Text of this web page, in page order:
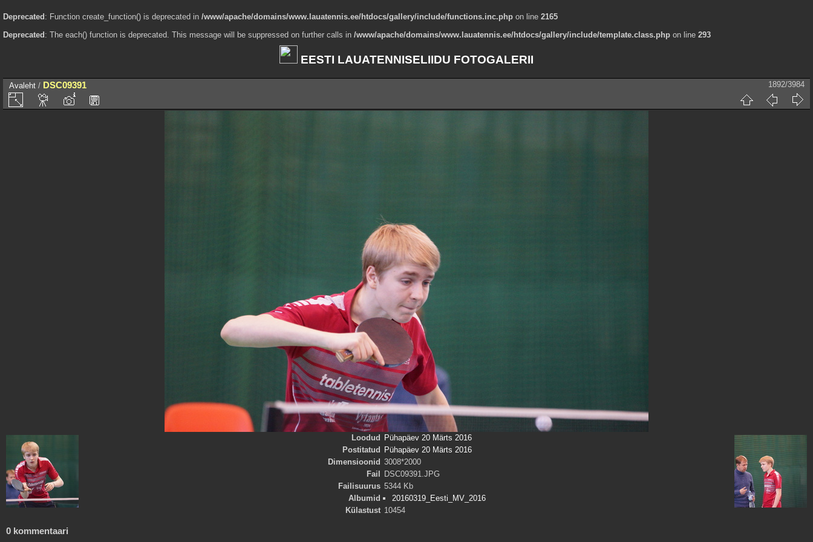
Deprecated : Function create_function() is deprecated in /www/apache/domains/www.lauatennis.ee/htdocs/gallery/include/functions.inc.php on line 2165
Deprecated : The each() function is deprecated. This message will be suppressed on further calls in /www/apache/domains/www.lauatennis.ee/htdocs/gallery/include/template.class.php on line 293
EESTI LAUATENNISELIIDU FOTOGALERII
Avaleht / DSC09391 1892/3984
Loodud
Pühapäev 20 Märts 2016
Postitatud
Pühapäev 20 Märts 2016
Dimensioonid 3008*2000
Fail
DSC09391.JPG
Failisuurus 5344 Kb
Albumid
20160319_Eesti_MV_2016
Külastust 10454
0 kommentaari